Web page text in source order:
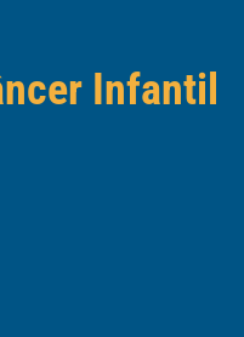
Infantil